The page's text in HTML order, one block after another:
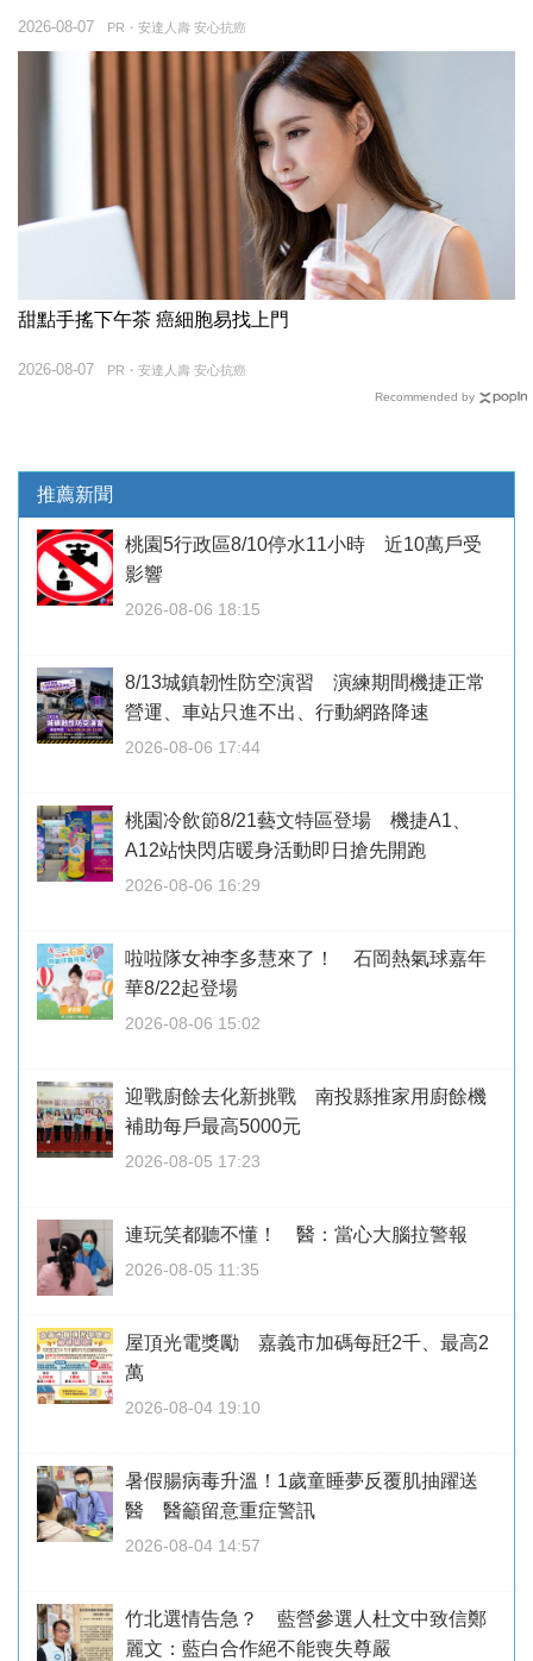
PR・安達人壽 安心抗癌
2026-08-07
甜點手搖下午茶 癌細胞易找上門
PR・安達人壽 安心抗癌
2026-08-07
Recommended by
推薦新聞
桃園5行政區8/10停水11小時 近10萬戶受
影響
2026-08-06 18:15
8/13城鎮韌性防空演習 演練期間機捷正常
營運、車站只進不出、行動網路降速
2026-08-06 17:44
桃園冷飲節8/21藝文特區登場 機捷A1、
A12站快閃店暖身活動即日搶先開跑
2026-08-06 16:29
啦啦隊女神李多慧來了！ 石岡熱氣球嘉年
華8/22起登場
2026-08-06 15:02
迎戰廚餘去化新挑戰 南投縣推家用廚餘機
補助每戶最高5000元
2026-08-05 17:23
連玩笑都聽不懂！ 醫：當心大腦拉警報
2026-08-05 11:35
屋頂光電獎勵 嘉義市加碼每瓩2千、最高2
萬
2026-08-04 19:10
暑假腸病毒升溫！1歲童睡夢反覆肌抽躍送
醫 醫籲留意重症警訊
2026-08-04 14:57
竹北選情告急？ 藍營參選人杜文中致信鄭
麗文：藍白合作絕不能喪失尊嚴